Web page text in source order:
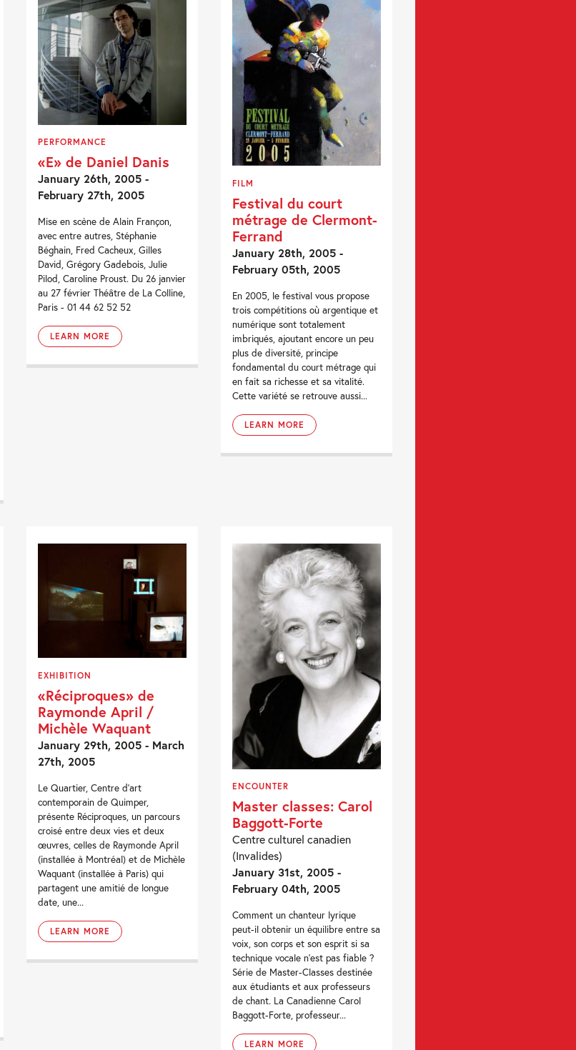
PERFORMANCE
«E» de Daniel Danis
January 26th, 2005 -
February 27th, 2005
Mise en scène de Alain Françon,
avec entre autres, Stéphanie
Béghain, Fred Cacheux, Gilles
David, Grégory Gadebois, Julie
Pilod, Caroline Proust. Du 26 janvier
au 27 février Théâtre de La Colline,
Paris - 01 44 62 52 52
LEARN MORE
FILM
Festival du court
métrage de Clermont-
Ferrand
January 28th, 2005 -
February 05th, 2005
En 2005, le festival vous propose
trois compétitions où argentique et
numérique sont totalement
imbriqués, ajoutant encore un peu
plus de diversité, principe
fondamental du court métrage qui
en fait sa richesse et sa vitalité.
Cette variété se retrouve aussi...
LEARN MORE
EXHIBITION
«Réciproques» de
Raymonde April /
Michèle Waquant
January 29th, 2005 - March
27th, 2005
Le Quartier, Centre d’art
contemporain de Quimper,
présente Réciproques, un parcours
croisé entre deux vies et deux
œuvres, celles de Raymonde April
(installée à Montréal) et de Michèle
Waquant (installée à Paris) qui
partagent une amitié de longue
date, une...
LEARN MORE
ENCOUNTER
Master classes: Carol
Baggott-Forte
Centre culturel canadien
(Invalides)
January 31st, 2005 -
February 04th, 2005
Comment un chanteur lyrique
peut-il obtenir un équilibre entre sa
voix, son corps et son esprit si sa
technique vocale n'est pas fiable ?
Série de Master-Classes destinée
aux étudiants et aux professeurs
de chant. La Canadienne Carol
Baggott-Forte, professeur...
LEARN MORE